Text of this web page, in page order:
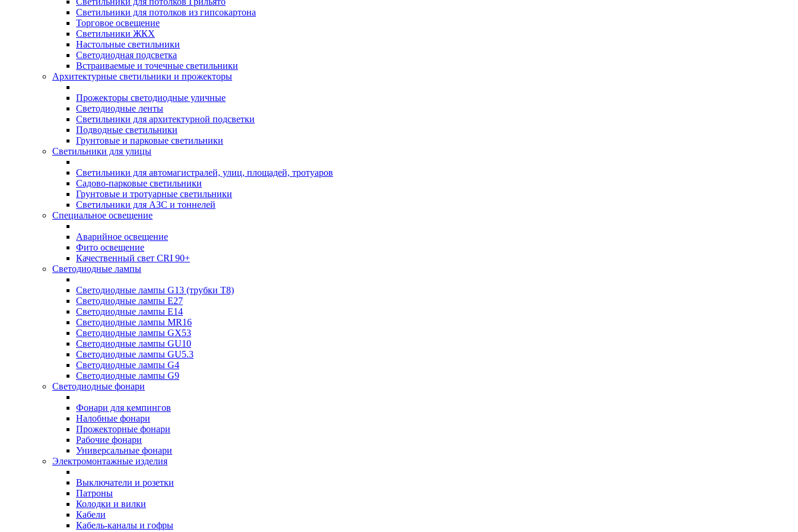
Светильники для потолков из гипсокартона
Торговое освещение
Светильники ЖКХ
Настольные светильники
Светодиодная подсветка
Встраиваемые и точечные светильники
Архитектурные светильники и прожекторы
Прожекторы светодиодные уличные
Светодиодные ленты
Светильники для архитектурной подсветки
Подводные светильники
Грунтовые и парковые светильники
Светильники для улицы
Светильники для автомагистралей, улиц, площадей, тротуаров
Садово-парковые светильники
Грунтовые и тротуарные светильники
Светильники для АЗС и тоннелей
Специальное освещение
Аварийное освещение
Фито освещение
Качественный свет CRI 90+
Светодиодные лампы
Светодиодные лампы G13 (трубки T8)
Светодиодные лампы Е27
Светодиодные лампы Е14
Светодиодные лампы MR16
Светодиодные лампы GX53
Светодиодные лампы GU10
Светодиодные лампы GU5.3
Светодиодные лампы G4
Светодиодные лампы G9
Светодиодные фонари
Фонари для кемпингов
Налобные фонари
Прожекторные фонари
Рабочие фонари
Универсальные фонари
Электромонтажные изделия
Выключатели и розетки
Патроны
Колодки и вилки
Кабели
Кабель-каналы и гофры